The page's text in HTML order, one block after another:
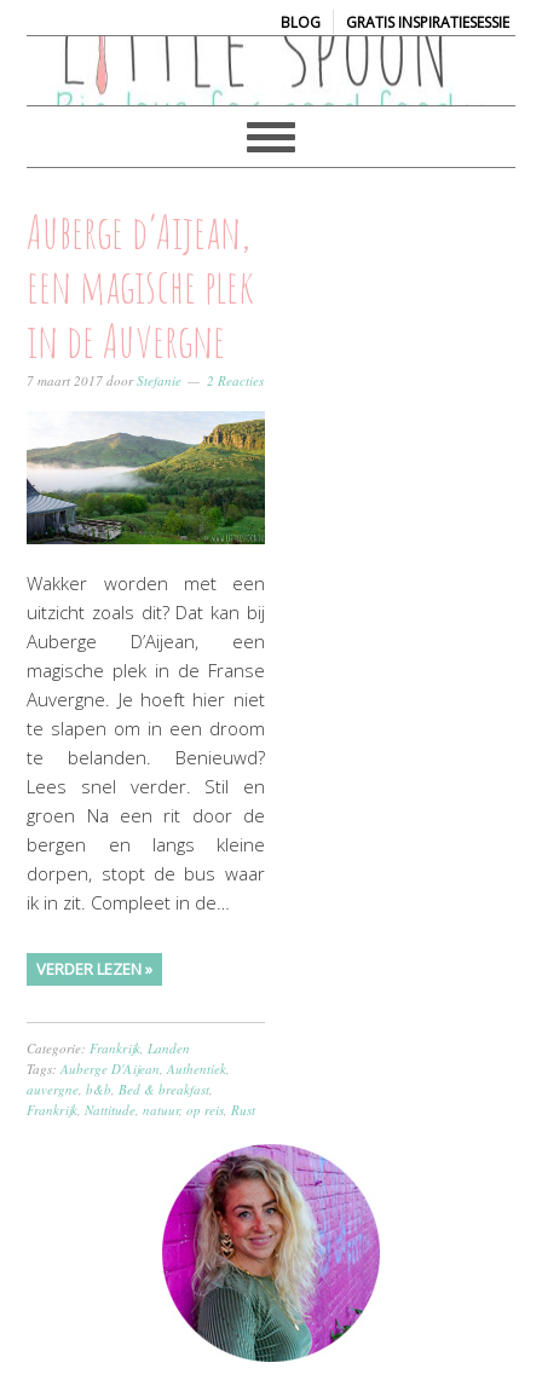
BLOG| GRATIS INSPIRATIESESSIE
Auberge d’Aijean,
een magische plek
in de Auvergne
7 maart 2017 doorStefanie 2 Reacties
Wakker worden met een
uitzicht zoals dit? Dat kan bij
Auberge D’Aijean, een
magische plek in de Franse
Auvergne. Je hoeft hier niet
te slapen om in een droom
te belanden. Benieuwd?
Lees snel verder. Stil en
groen Na een rit door de
bergen en langs kleine
dorpen, stopt de bus waar
ik in zit. Compleet in de…
VERDER LEZEN »
Categorie:Frankrijk,Landen
Tags:Auberge D'Aijean,Authentiek,
auvergne,b&b,Bed & breakfast,
Frankrijk,Nattitude,natuur,op reis,Rust